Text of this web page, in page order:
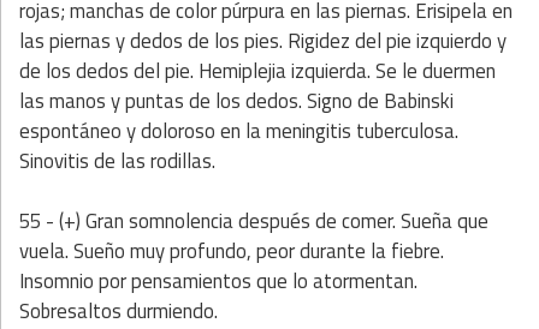
rojas; manchas de color púrpura en las piernas. Erisipela en
las piernas y dedos de los pies. Rigidez del pie izquierdo y
de los dedos del pie. Hemiplejia izquierda. Se le duermen
las manos y puntas de los dedos. Signo de Babinski
espontáneo y doloroso en la meningitis tuberculosa.
Sinovitis de las rodillas.
55 - (+) Gran somnolencia después de comer. Sueña que
vuela. Sueño muy profundo, peor durante la fiebre.
Insomnio por pensamientos que lo atormentan.
Sobresaltos durmiendo.